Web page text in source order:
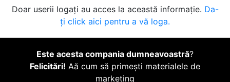
Doar userii logați au acces la această informație. Da-
ți click aici pentru a vă loga.
Este acesta compania dumneavoastră?
Felicitări! Aă cum să primești materialele de
marketing